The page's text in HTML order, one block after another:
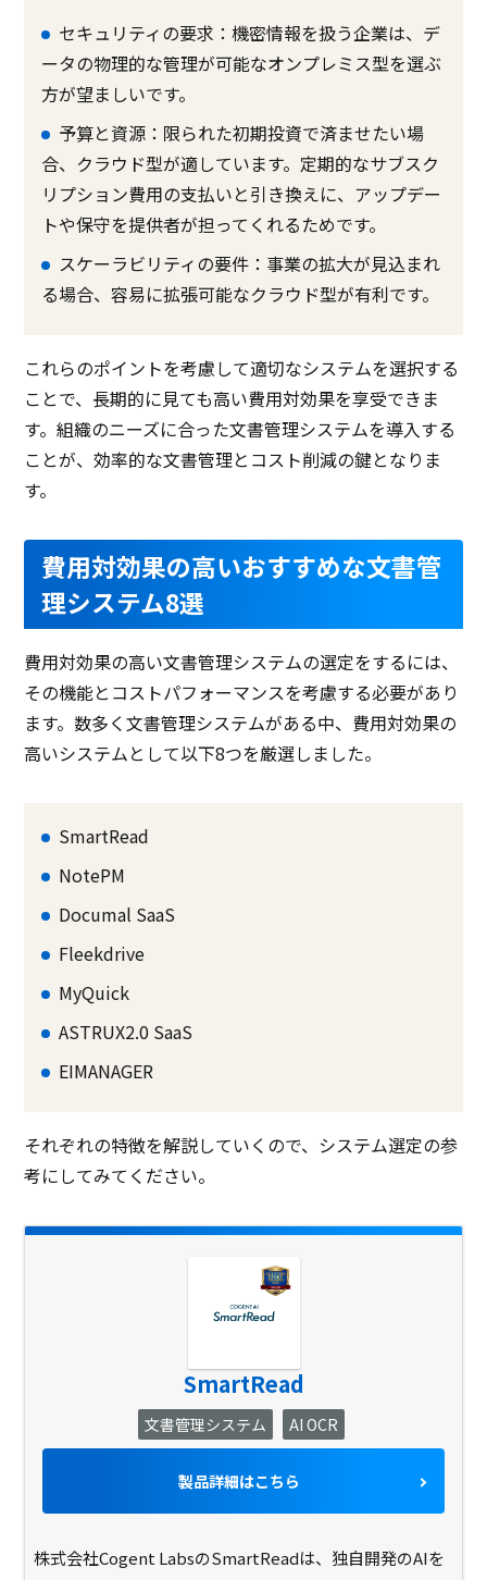
セキュリティの要求：機密情報を扱う企業は、デ
ータの物理的な管理が可能なオンプレミス型を選ぶ
方が望ましいです。
予算と資源：限られた初期投資で済ませたい場
合、クラウド型が適しています。定期的なサブスク
リプション費用の支払いと引き換えに、アップデー
トや保守を提供者が担ってくれるためです。
スケーラビリティの要件：事業の拡大が見込まれ
る場合、容易に拡張可能なクラウド型が有利です。
これらのポイントを考慮して適切なシステムを選択する
ことで、長期的に見ても高い費用対効果を享受できま
す。組織のニーズに合った文書管理システムを導入する
ことが、効率的な文書管理とコスト削減の鍵となりま
す。
費用対効果の高いおすすめな文書管
理システム8選
費用対効果の高い文書管理システムの選定をするには、
その機能とコストパフォーマンスを考慮する必要があり
ます。数多く文書管理システムがある中、費用対効果の
高いシステムとして以下8つを厳選しました。
SmartRead
NotePM
Documal SaaS
Fleekdrive
MyQuick
ASTRUX2.0 SaaS
EIMANAGER
それぞれの特徴を解説していくので、システム選定の参
考にしてみてください。
SmartRead
文書管理システム AI OCR
製品詳細はこちら
株式会社Cogent LabsのSmartReadは、独自開発のAIを